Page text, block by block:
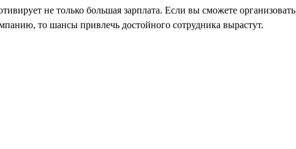
не только большая зарплата. Если вы сможете
то шансы привлечь достойного сотрудника вырастут.